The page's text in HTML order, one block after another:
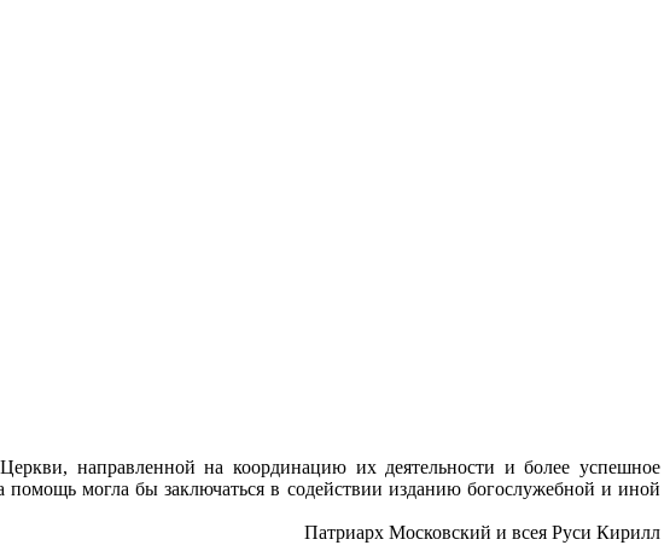
направленной на координацию их деятельности и более успешное
могла бы заключаться в содействии изданию богослужебной и иной
Патриарх Московский и всея Руси Кирилл